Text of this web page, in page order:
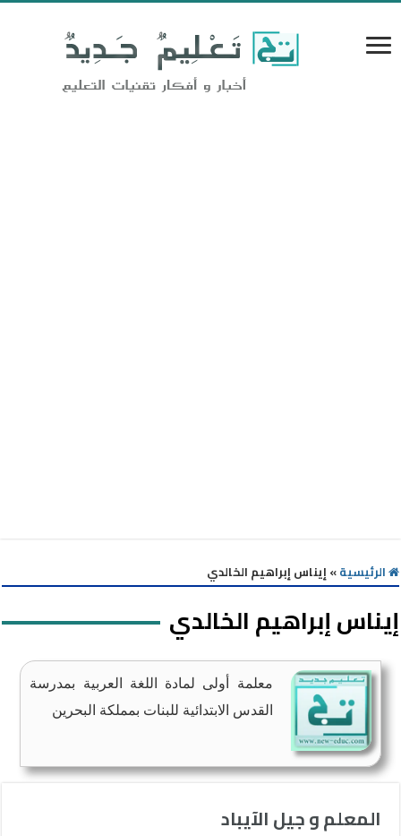
الرئيسية» إيناس إبراهيم الخالدي
إيناس إبراهيم الخالدي
معلمة أولى لمادة اللغة العربية بمدرسة
القدس الابتدائية للبنات بمملكة البحرين
المعلم و جيل الآيباد